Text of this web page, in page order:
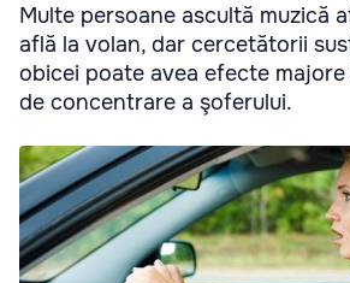
Multe persoane ascultă muzică
află la volan, dar cercetătorii
obicei poate avea efecte
de concentrare a şoferului.